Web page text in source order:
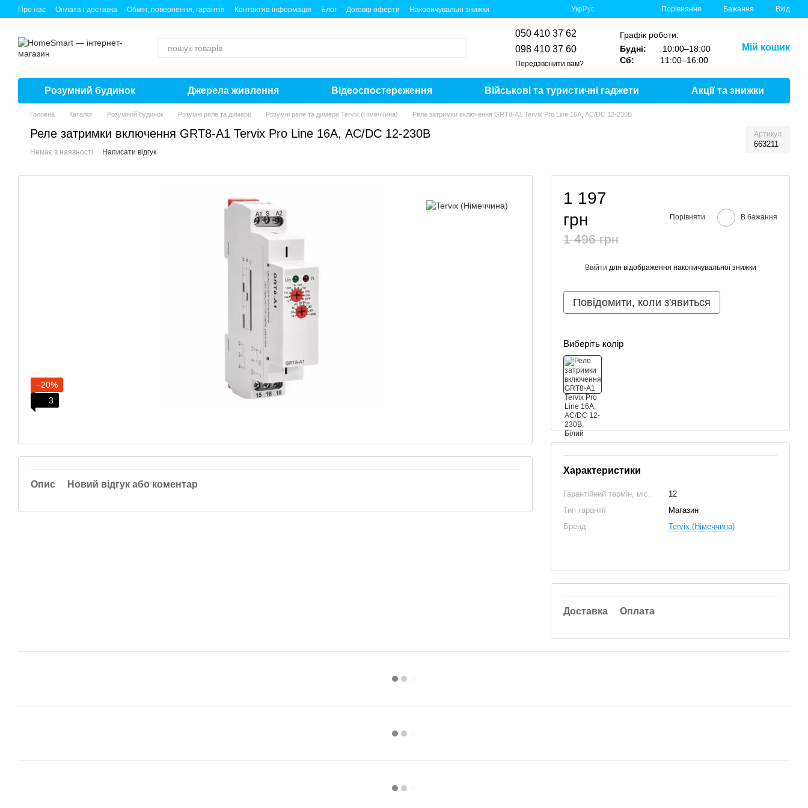
Перейти до основного контенту
Про нас Оплата і доставка Обмін, повернення, гарантія Контактна інформація Блог Договір оферти Накопичувальні знижки УкрРус Порівняння Бажання Вхід
050 410 37 62
098 410 37 60
Передзвонити вам?
Графік роботи:
Будні:
10:00–18:00
Сб:
11:00–16:00
Мій кошик
Розумний будинок Джерела живлення Відеоспостереження Військові та туристичні гаджети Акції та знижки
Головна Каталог Розумний будинок Розумні реле та димери Розумні реле та димери Tervix (Німеччина) Реле затримки включення GRT8-A1 Tervix Pro Line 16А, AC/DC 12-230В
Реле затримки включення GRT8-A1 Tervix Pro Line 16А, AC/DC 12-230В Артикул
663211
Немає в наявності Написати відгук
1 197
грн
1 496 грн
Порівняти В бажання
Ввійти для відображення накопичувальної знижки
Повідомити, коли з'явиться
Виберіть колір
Характеристики
Гарантійний термін, міс.
12
Тип гарантії
Магазин
Бренд
Tervix (Німеччина)
Доставка Оплата
−20%
3
Опис Новий відгук або коментар